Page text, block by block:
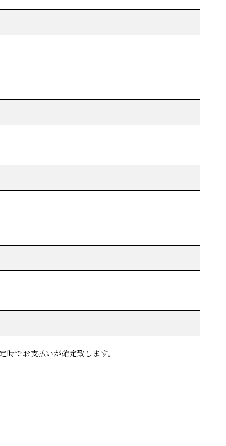
でお支払いが確定致します。